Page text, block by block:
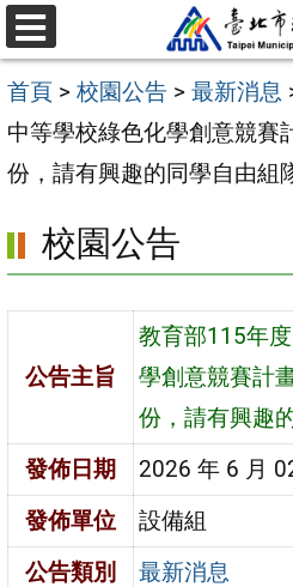
跳
至
主
要
內
區
選
單
首頁 > 校園公告 > 最新消息
中等學校綠色化學創意競賽
份，請有興趣的同學自由組
校園公告
公告主旨
教育部115年
學創意競賽計
份，請有興趣
發佈日期
2026 年 6 月
發佈單位
設備組
公告類別
最新消息